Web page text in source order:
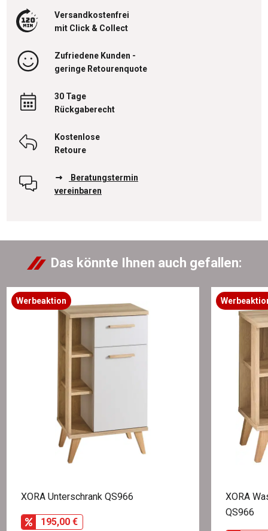
Versandkostenfrei
mit Click & Collect
Zufriedene Kunden -
geringe Retourenquote
30 Tage
Rückgaberecht
Kostenlose
Retoure
Beratungstermin
vereinbaren
Das könnte Ihnen auch gefallen:
Werbeaktion
XORA Unterschrank QS966
195,00 €
XORA
QS966